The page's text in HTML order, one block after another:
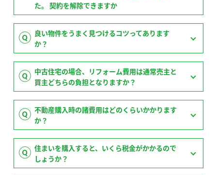
た。 契約を解除できますか
良い物件をうまく見つけるコツってあります
か？
中古住宅の場合、リフォーム費用は通常売主と
買主どちらの負担となりますか？
不動産購入時の諸費用はどのくらいかかります
か？
住まいを購入すると、いくら税金がかかるので
しょうか？